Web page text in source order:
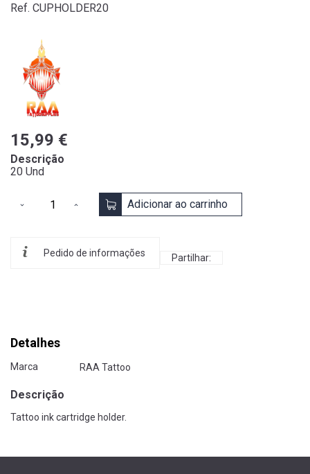
Ref. CUPHOLDER20
15,99 €
Descrição
20 Und
Adicionar ao carrinho
Pedido de informações Partilhar:
Detalhes
Marca RAA Tattoo
Descrição
Tattoo ink cartridge holder.